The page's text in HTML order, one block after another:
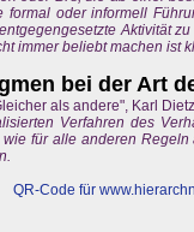
formal oder informell
Aktivität
immer beliebt machen ist
bei der Art
als andere", Karl
Verfahren des
für alle anderen
QR-Code für